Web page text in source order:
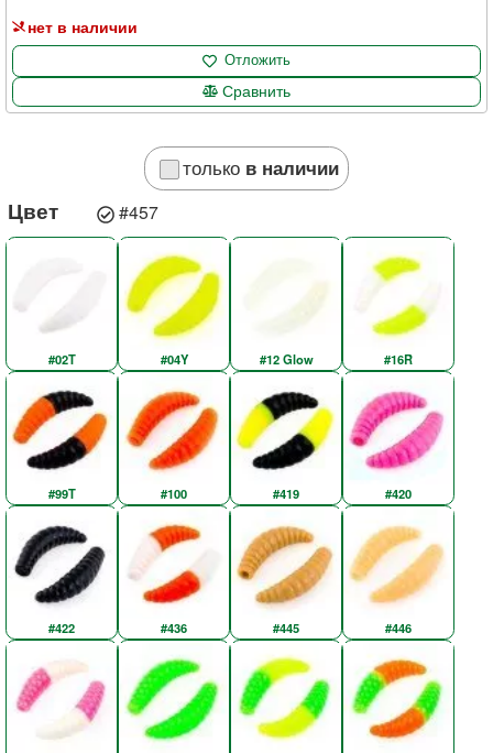
только в наличии
Цвет #457
#02T #04Y #12 Glow #16R
#99T #100 #419 #420
#422 #436 #445 #446
нет в наличии
Отложить
Сравнить